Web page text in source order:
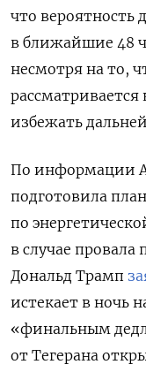
что вероятность
в ближайшие 48
несмотря на то,
избежать
По информации
подготовила
по
в случае
Дональд Трамп
истекает в ночь
«финальным
от Тегерана